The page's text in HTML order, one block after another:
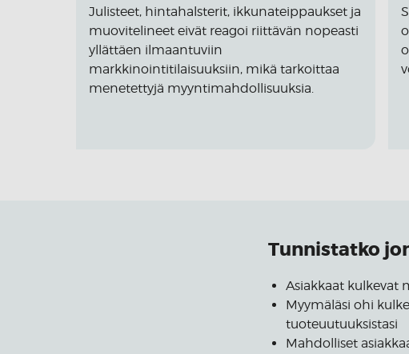
Julisteet, hintahalsterit, ikkunateippaukset ja
muovitelineet eivät reagoi riittävän nopeasti
yllättäen ilmaantuviin
markkinointitilaisuuksiin, mikä tarkoittaa
menetettyjä myyntimahdollisuuksia.
Tunnistatko
Asiakkaat kulkevat
Myymäläsi ohi
tuoteuutuuksistasi
Mahdolliset